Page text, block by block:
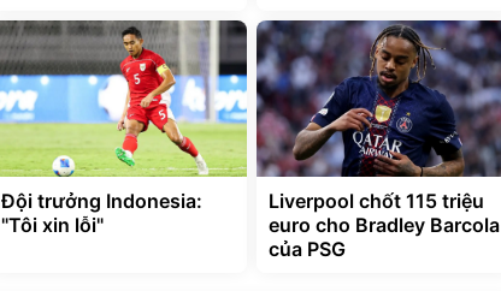
Đội trưởng Indonesia:
"Tôi xin lỗi"
Liverpool chốt 115 triệu
euro cho Bradley Barcola
của PSG